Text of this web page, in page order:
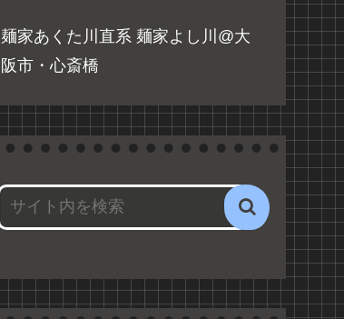
麺家あくた川直系 麺家よし川@大
阪市・心斎橋